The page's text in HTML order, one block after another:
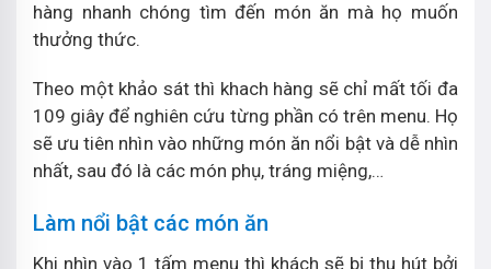
hàng nhanh chóng tìm đến món ăn mà họ muốn
thưởng thức.
Theo một khảo sát thì khach hàng sẽ chỉ mất tối đa
109 giây để nghiên cứu từng phần có trên menu. Họ
sẽ ưu tiên nhìn vào những món ăn nổi bật và dễ nhìn
nhất, sau đó là các món phụ, tráng miệng,…
Làm nổi bật các món ăn
Khi nhìn vào 1 tấm menu thì khách sẽ bị thu hút bởi